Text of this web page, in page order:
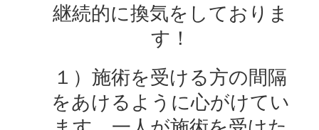
継続的に換気をしておりま
す！
１）施術を受ける方の間隔
をあけるように心がけてい